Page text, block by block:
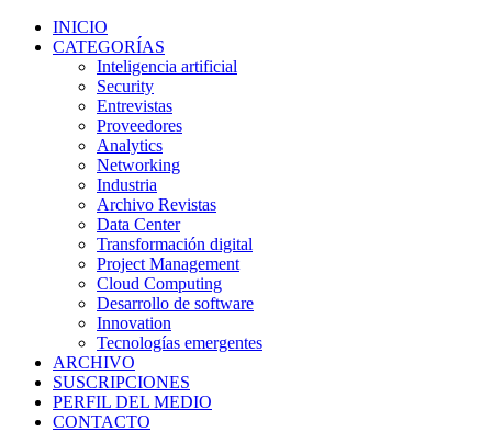
INICIO
CATEGORÍAS
Inteligencia artificial
Security
Entrevistas
Proveedores
Analytics
Networking
Industria
Archivo Revistas
Data Center
Transformación digital
Project Management
Cloud Computing
Desarrollo de software
Innovation
Tecnologías emergentes
ARCHIVO
SUSCRIPCIONES
PERFIL DEL MEDIO
CONTACTO